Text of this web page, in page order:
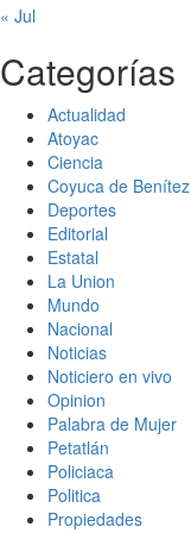
« Jul
Categorías
Actualidad
Atoyac
Ciencia
Coyuca de Benítez
Deportes
Editorial
Estatal
La Union
Mundo
Nacional
Noticias
Noticiero en vivo
Opinion
Palabra de Mujer
Petatlán
Policiaca
Politica
Propiedades